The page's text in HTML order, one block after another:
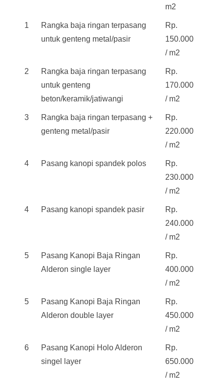
m2
1
Rangka baja ringan terpasang
untuk genteng metal/pasir
Rp.
150.000
/ m2
2
Rangka baja ringan terpasang
untuk genteng
beton/keramik/jatiwangi
Rp.
170.000
/ m2
3
Rangka baja ringan terpasang +
genteng metal/pasir
Rp.
220.000
/ m2
4 Pasang kanopi spandek polos
Rp.
230.000
/ m2
4 Pasang kanopi spandek pasir
Rp.
240.000
/ m2
5
Pasang Kanopi Baja Ringan
Alderon single layer
Rp.
400.000
/ m2
5
Pasang Kanopi Baja Ringan
Alderon double layer
Rp.
450.000
/ m2
6
Pasang Kanopi Holo Alderon
singel layer
Rp.
650.000
/ m2